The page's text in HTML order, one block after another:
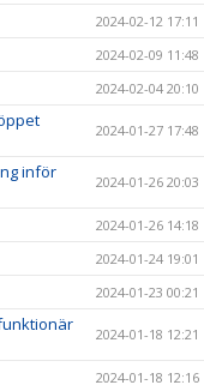
2024-02-12 17:11
2024-02-09 11:48
2024-02-04 20:10
2024-01-27 17:48
inför
2024-01-26 20:03
2024-01-26 14:18
2024-01-24 19:01
2024-01-23 00:21
2024-01-18 12:21
2024-01-18 12:16